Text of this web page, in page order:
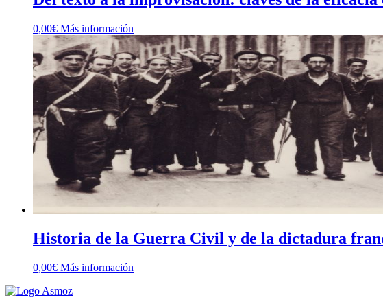
0,00€ Más información
Historia de la Guerra Civil y de la dictadura
0,00€ Más información